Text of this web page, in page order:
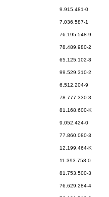
9.915.481-0
7.036.587-1
76.195.548-9
78.489.980-2
65.125.102-8
99.529.310-2
6.512.204-9
78.777.330-3
81.168.600-K
9.052.424-0
77.860.080-3
12.199.464-K
11.393.758-0
81.753.500-3
76.629.284-4